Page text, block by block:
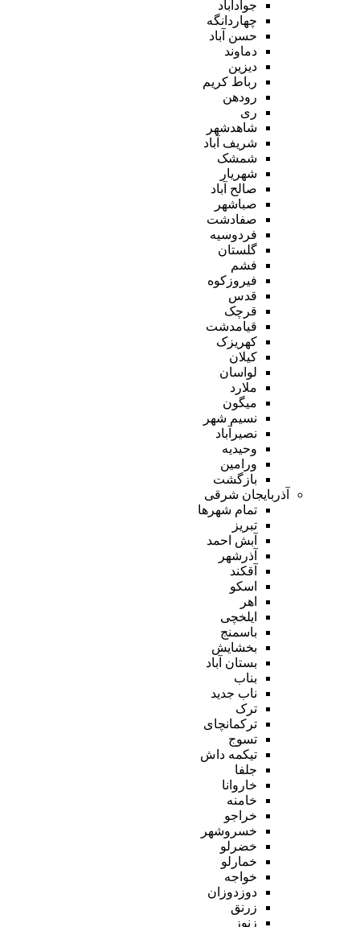
جوادآباد
چهاردانگه
حسن آباد
دماوند
دیزین
رباط کریم
رودهن
ری
شاهدشهر
شریف آباد
شمشک
شهریار
صالح آباد
صباشهر
صفادشت
فردوسیه
گلستان
فشم
فیروزکوه
قدس
قرچک
قیامدشت
کهریزک
کیلان
لواسان
ملارد
میگون
نسیم شهر
نصیرآباد
وحیدیه
ورامین
بازگشت
آذربایجان شرقی
تمام شهر‌ها
تبریز
آبش احمد
آذرشهر
آقکند
اسکو
اهر
ایلخچی
باسمنج
بخشایش
بستان آباد
بناب
ناب جدید
ترک
ترکمانچای
تسوج
تیکمه داش
جلفا
خاروانا
خامنه
خراجو
خسروشهر
خضرلو
خمارلو
خواجه
دوزدوزان
زرنق
زنوز